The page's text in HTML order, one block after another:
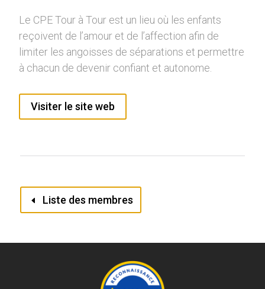
Le CPE Tour à Tour est un lieu où les enfants
reçoivent de l’amour et de l’affection afin de
limiter les angoisses de séparations et permettre
à chacun de devenir confiant et autonome.
Visiter le site web
Liste des membres